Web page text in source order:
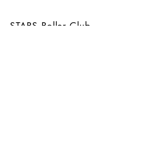
STARS Roller Club